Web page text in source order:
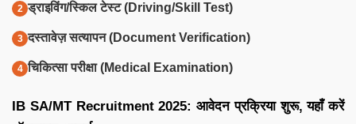
ड्राइविंग/स्किल टेस्ट (Driving/Skill Test)
दस्तावेज़ सत्यापन (Document Verification)
चिकित्सा परीक्षा (Medical Examination)
IB SA/MT Recruitment 2025: आवेदन प्रक्रिया शुरू, यहाँ करें